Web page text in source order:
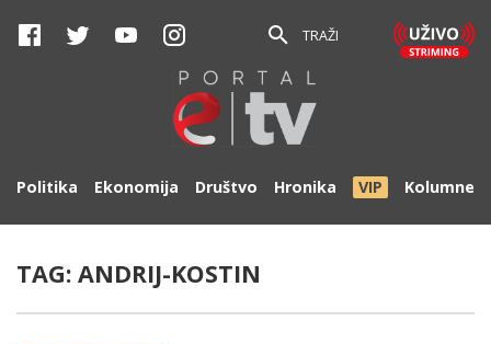
TRAŽI
Politika Ekonomija Društvo Hronika VIP Kolumne
TAG: ANDRIJ-KOSTIN